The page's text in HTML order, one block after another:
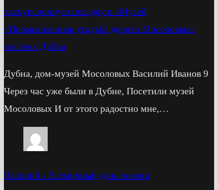
экскурсионную поездку в «Музей
«Промышленная усадьба дворян Мосоловых»
посёлка Дубна
Дубна, дом-музей Мосоловых Василий Иванов 9
Через час уже были в Дубне, Посетили музей
Мосоловых И от этого радостно мне,…
Василий - Всемирный день поэзии